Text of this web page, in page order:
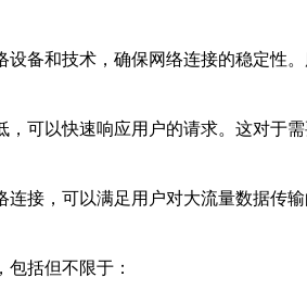
备和技术，确保网络连接的稳定性
可以快速响应用户的请求。这对于
接，可以满足用户对大流量数据传
括但不限于：